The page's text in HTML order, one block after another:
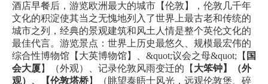
酒店早餐后，游览欧洲最大的城市【伦敦】，伦敦几千年
文化的积淀使其当之无愧地列入了世界上最古老和传统的
城市之列，经典的景观建筑和风土人情是整个英伦文化的
最佳代言。游览景点：世界上历史最悠久、规模最宏伟的
综合性博物馆【大英博物馆】、&quot;议会之母&quot;【 国
会大厦 】（外观）、记录伦敦风雨变迁的【 大笨钟】（外
观）、【伦敦塔桥】（眺望泰晤士风光，远观伦敦堡、碎